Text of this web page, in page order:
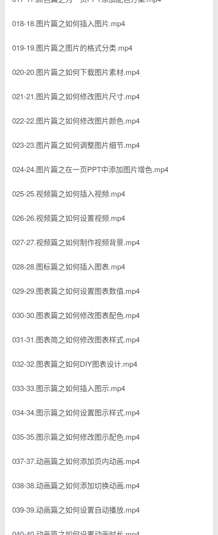
018-18.图片篇之如何插入图片.mp4
019-19.图片篇之图片的格式分类.mp4
020-20.图片篇之如何下载图片素材.mp4
021-21.图片篇之如何修改图片尺寸.mp4
022-22.图片篇之如何修改图片颜色.mp4
023-23.图片篇之如何调整图片细节.mp4
024-24.图片篇之在一页PPT中添加图片增色.mp4
025-25.视频篇之如何插入视频.mp4
026-26.视频篇之如何设置视频.mp4
027-27.视频篇之如何制作视频背景.mp4
028-28.图标篇之如何插入图表.mp4
029-29.图表篇之如何设置图表数值.mp4
030-30.图表篇之如何修改图表配色.mp4
031-31.图表简之如何修改图表样式.mp4
032-32.图表篇之如何DIY图表设计.mp4
033-33.图示篇之如何插入图示.mp4
034-34.图示篇之如何设置图示样式.mp4
035-35.图示篇之如何修改图示配色.mp4
037-37.动画篇之如何添加页内动画.mp4
038-38.动画篇之如何添加切换动画.mp4
039-39.动画篇之如何设置自动播放.mp4